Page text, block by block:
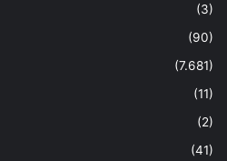
(3)
(90)
(7.681)
(11)
(2)
(41)